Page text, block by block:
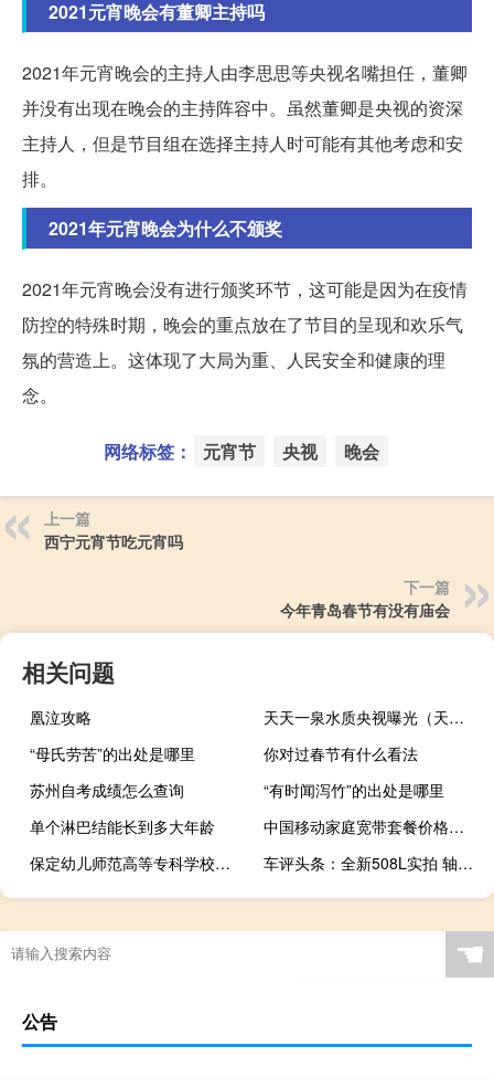
2021元宵晚会有董卿主持吗
2021年元宵晚会的主持人由李思思等央视名嘴担任，董卿
并没有出现在晚会的主持阵容中。虽然董卿是央视的资深
主持人，但是节目组在选择主持人时可能有其他考虑和安
排。
2021年元宵晚会为什么不颁奖
2021年元宵晚会没有进行颁奖环节，这可能是因为在疫情
防控的特殊时期，晚会的重点放在了节目的呈现和欢乐气
氛的营造上。这体现了大局为重、人民安全和健康的理
念。
网络标签： 元宵节 央视 晚会
上一篇
西宁元宵节吃元宵吗
下一篇
今年青岛春节有没有庙会
相关问题
凰泣攻略
天天一泉水质央视曝光（天天一泉）
“母氏劳苦”的出处是哪里
你对过春节有什么看法
苏州自考成绩怎么查询
“有时闻泻竹”的出处是哪里
单个淋巴结能长到多大年龄
中国移动家庭宽带套餐价格表2021（中国移动家庭宽带套餐）
保定幼儿师范高等专科学校是985大学吗
车评头条：全新508L实拍 轴距加长60mm 空间怎么样
☚
公告